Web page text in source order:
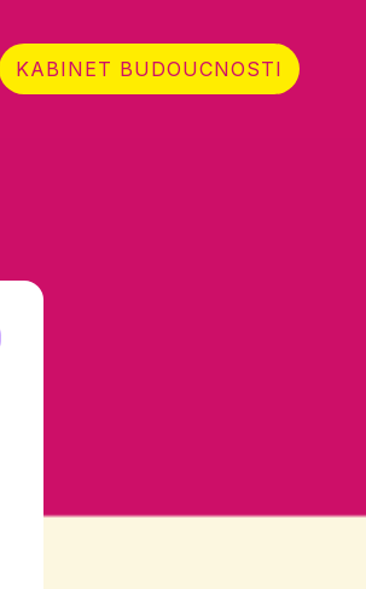
KABINET BUDOUCNOSTI